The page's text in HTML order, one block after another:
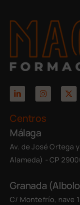
Centros
Málaga
Av. de José Ortega
Alameda) - CP
Granada
C/ Montefrío, nave